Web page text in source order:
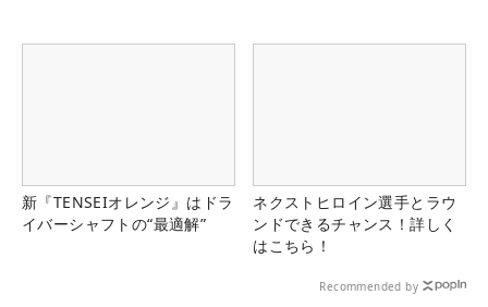
新『TENSEIオレンジ』はドラ
イバーシャフトの“最適解”
ネクストヒロイン選手とラウ
ンドできるチャンス！詳しく
はこちら！
Recommended by